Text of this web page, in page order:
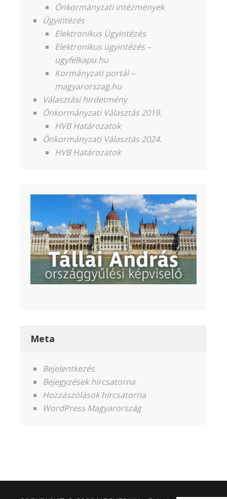
Önkormányzati intézmények
Ügyintézés
Elektronikus Ügyintézés
Elektronikus ügyintézés –
ugyfelkapu.hu
Kormányzati portál –
magyarorszag.hu
Választási hirdetmény
Önkormányzati Választás 2019.
HVB Határozatok
Önkormányzati Választás 2024.
HVB Határozatok
Meta
Bejelentkezés
Bejegyzések hírcsatorna
Hozzászólások hírcsatorna
WordPress Magyarország